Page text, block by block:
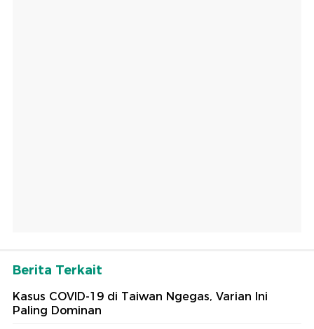
Berita Terkait
Kasus COVID-19 di Taiwan Ngegas, Varian Ini
Paling Dominan